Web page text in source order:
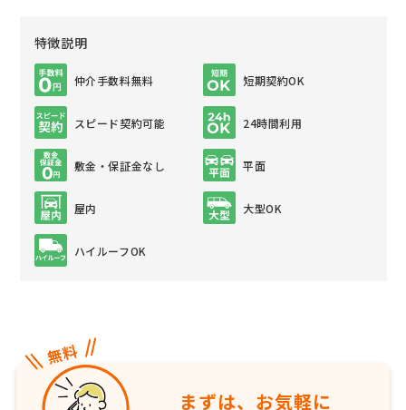
特徴説明
仲介手数料無料 短期契約OK
スピード契約可能 24時間利用
敷金・保証金なし 平面
屋内 大型OK
ハイルーフOK
まずは、お気軽に